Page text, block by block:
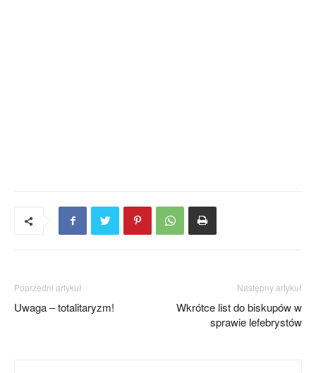
Poprzedni artykuł
Uwaga – totalitaryzm!
Następny artykuł
Wkrótce list do biskupów w
sprawie lefebrystów